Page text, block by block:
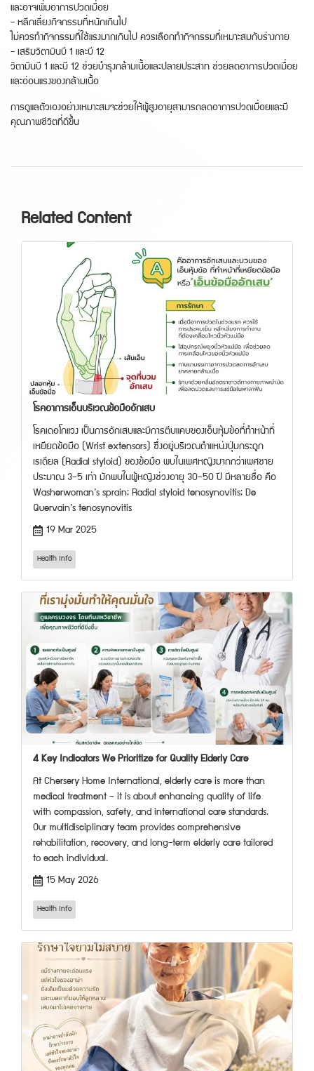
และอาจเพิ่มอาการปวดเมื่อย
- หลีกเลี่ยงกิจกรรมที่หนักเกินไป
ไม่ควรทำกิจกรรมที่ใช้แรงมากเกินไป ควรเลือกทำกิจกรรมที่เหมาะสมกับร่างกาย
- เสริมวิตามินบี 1 และบี 12
วิตามินบี 1 และบี 12 ช่วยบำรุงกล้ามเนื้อและปลายประสาท ช่วยลดอาการปวดเมื่อย
และอ่อนแรงของกล้ามเนื้อ
การดูแลตัวเองอย่างเหมาะสมจะช่วยให้ผู้สูงอายุสามารถลดอาการปวดเมื่อยและมี
คุณภาพชีวิตที่ดีขึ้น
Related Content
โรคอาการเอ็นบริเวณข้อมืออักเสบ
โรคเดอโกแวง เป็นการอักเสบและมีการตีบแคบของเอ็นหุ้มข้อที่ทำหน้าที่
เหยียดข้อมือ (Wrist extensors) ซึ่งอยู่บริเวณตำแหน่งปุ่มกระดูก
เรเดียล (Radial styloid) ของข้อมือ พบในเพศหญิงมากกว่าเพศชาย
ประมาณ 3–5 เท่า มักพบในผู้หญิงช่วงอายุ 30–50 ปี มีหลายชื่อ คือ
Washerwoman’s sprain; Radial styloid tenosynovitis; De
Quervain’s tenosynovitis
19 Mar 2025
Health Info
4 Key Indicators We Prioritize for Quality Elderly Care
At Chersery Home International, elderly care is more than
medical treatment — it is about enhancing quality of life
with compassion, safety, and international care standards.
Our multidisciplinary team provides comprehensive
rehabilitation, recovery, and long-term elderly care tailored
to each individual.
15 May 2026
Health Info